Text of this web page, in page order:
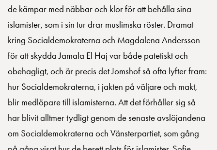
de kämpar med näbbar och klor för att behålla sina
islamister, som i sin tur drar muslimska röster. Dramat
kring Socialdemokraterna och Magdalena Andersson
för att skydda Jamala El Haj var både patetiskt och
obehagligt, och är precis det Jomshof så ofta lyfter fram:
hur Socialdemokraterna, i jakten på väljare och makt,
blir medlöpare till islamisterna. Att det förhåller sig så
har blivit alltmer tydligt genom de senaste avslöjandena
om Socialdemokraterna och Vänsterpartiet, som gång